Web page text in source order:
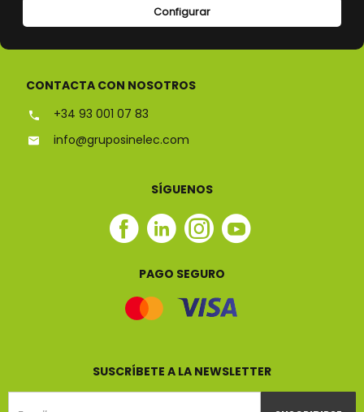
Configurar
CONTACTA CON NOSOTROS
+34 93 001 07 83
info@gruposinelec.com
SÍGUENOS
Facebook
Linkedin
Instagram
Youtube
PAGO SEGURO
SUSCRÍBETE A LA NEWSLETTER